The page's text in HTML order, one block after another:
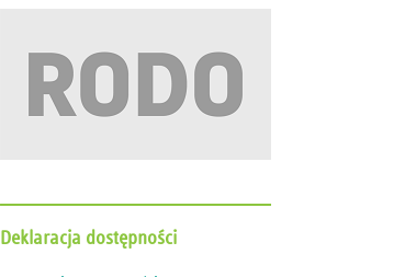
Deklaracja dostępności